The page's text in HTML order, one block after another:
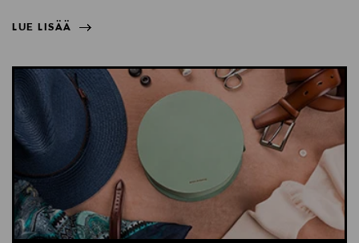
LUE LISÄÄ
LUE LISÄÄ